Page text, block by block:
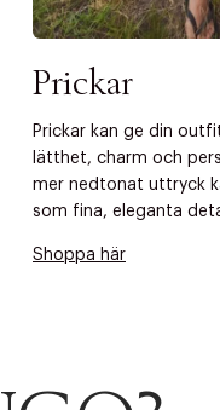
Prickar
Prickar kan ge din
lätthet, charm och
mer nedtonat uttryck
som fina, eleganta
Shoppa här